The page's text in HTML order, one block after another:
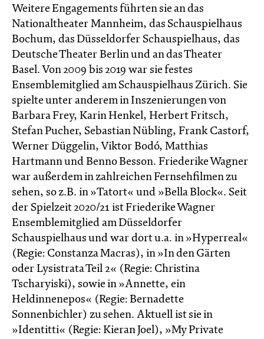
Weitere Engagements führten sie an das
Nationaltheater Mannheim, das Schauspielhaus
Bochum, das Düsseldorfer Schauspielhaus, das
Deutsche Theater Berlin und an das Theater
Basel. Von 2009 bis 2019 war sie festes
Ensemblemitglied am Schauspielhaus Zürich. Sie
spielte unter anderem in Inszenierungen von
Barbara Frey, Karin Henkel, Herbert Fritsch,
Stefan Pucher, Sebastian Nübling, Frank Castorf,
Werner Düggelin, Viktor Bodó, Matthias
Hartmann und Benno Besson. Friederike Wagner
war außerdem in zahlreichen Fernsehfilmen zu
sehen, so z.B. in »Tatort« und »Bella Block«. Seit
der Spielzeit 2020/21 ist Friederike Wagner
Ensemblemitglied am Düsseldorfer
Schauspielhaus und war dort u.a. in »Hyperreal«
(Regie: Constanza Macras), in »In den Gärten
oder Lysistrata Teil 2« (Regie: Christina
Tscharyiski), sowie in »Annette, ein
Heldinnenepos« (Regie: Bernadette
Sonnenbichler) zu sehen. Aktuell ist sie in
»Identitti« (Regie: Kieran Joel), »My Private